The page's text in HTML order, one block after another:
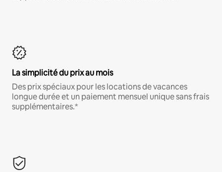
La simplicité du prix au mois
Des prix spéciaux pour les locations de vacances
longue durée et un paiement mensuel unique sans frais
supplémentaires.*